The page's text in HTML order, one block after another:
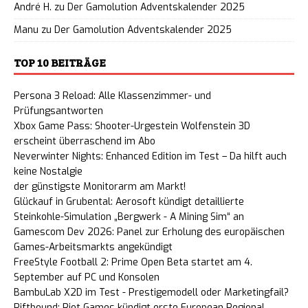
André H. zu Der Gamolution Adventskalender 2025
Manu zu Der Gamolution Adventskalender 2025
TOP 10 BEITRÄGE
Persona 3 Reload: Alle Klassenzimmer- und
Prüfungsantworten
Xbox Game Pass: Shooter-Urgestein Wolfenstein 3D
erscheint überraschend im Abo
Neverwinter Nights: Enhanced Edition im Test – Da hilft auch
keine Nostalgie
der günstigste Monitorarm am Markt!
Glückauf in Grubental: Aerosoft kündigt detaillierte
Steinkohle-Simulation „Bergwerk - A Mining Sim“ an
Gamescom Dev 2026: Panel zur Erholung des europäischen
Games-Arbeitsmarkts angekündigt
FreeStyle Football 2: Prime Open Beta startet am 4.
September auf PC und Konsolen
BambuLab X2D im Test - Prestigemodell oder Marketingfail?